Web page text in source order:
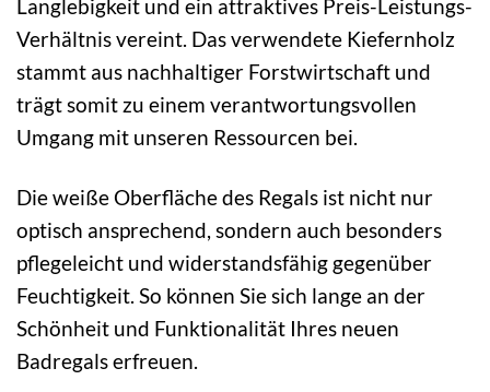
Langlebigkeit und ein attraktives Preis-Leistungs-
Verhältnis vereint. Das verwendete Kiefernholz
stammt aus nachhaltiger Forstwirtschaft und
trägt somit zu einem verantwortungsvollen
Umgang mit unseren Ressourcen bei.
Die weiße Oberfläche des Regals ist nicht nur
optisch ansprechend, sondern auch besonders
pflegeleicht und widerstandsfähig gegenüber
Feuchtigkeit. So können Sie sich lange an der
Schönheit und Funktionalität Ihres neuen
Badregals erfreuen.